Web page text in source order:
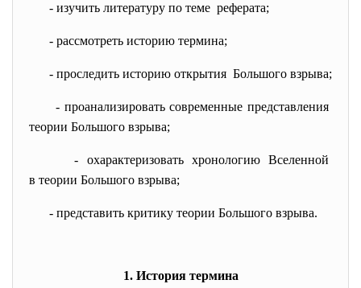
- изучить литературу по теме реферата;
- рассмотреть историю термина;
- проследить историю открытия Большого взрыва;
- проанализировать современные представления
теории Большого взрыва;
- охарактеризовать хронологию Вселенной
в теории Большого взрыва;
- представить критику теории Большого взрыва.
1. История термина